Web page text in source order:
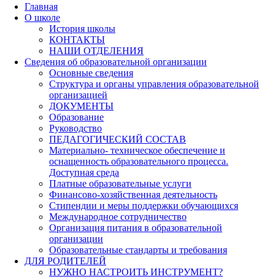
Главная
О школе
История школы
КОНТАКТЫ
НАШИ ОТДЕЛЕНИЯ
Сведения об образовательной организации
Основные сведения
Структура и органы управления образовательной
организацией
ДОКУМЕНТЫ
Образование
Руководство
ПЕДАГОГИЧЕСКИЙ СОСТАВ
Материально- техническое обеспечение и
оснащенность образовательного процесса.
Доступная среда
Платные образовательные услуги
Финансово-хозяйственная деятельность
Стипендии и меры поддержки обучающихся
Международное сотрудничество
Организация питания в образовательной
организации
Образовательные стандарты и требования
ДЛЯ РОДИТЕЛЕЙ
НУЖНО НАСТРОИТЬ ИНСТРУМЕНТ?